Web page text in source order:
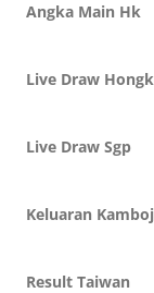
Angka Main Hk
Live Draw
Live Draw Sgp
Keluaran
Result Taiwan